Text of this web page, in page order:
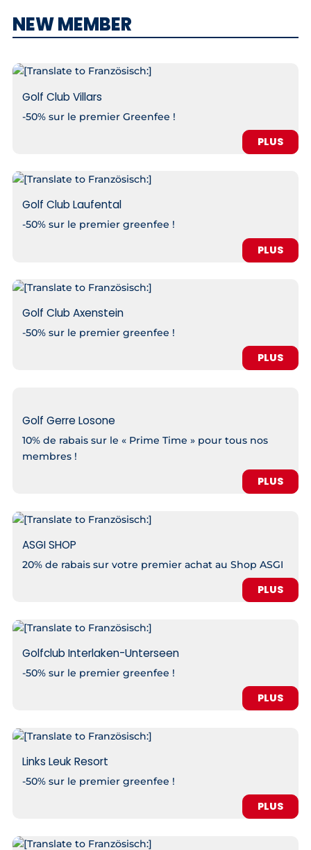
NEW MEMBER
Golf Club Villars
-50% sur le premier Greenfee !
PLUS
Golf Club Laufental
-50% sur le premier greenfee !
PLUS
Golf Club Axenstein
-50% sur le premier greenfee !
PLUS
Golf Gerre Losone
10% de rabais sur le « Prime Time » pour tous nos
membres !
PLUS
ASGI SHOP
20% de rabais sur votre premier achat au Shop ASGI
PLUS
Golfclub Interlaken-Unterseen
-50% sur le premier greenfee !
PLUS
Links Leuk Resort
-50% sur le premier greenfee !
PLUS